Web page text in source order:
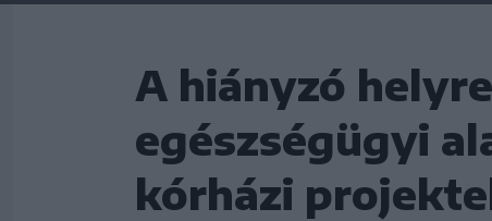
A hiányzó
egészségügyi
kórházi